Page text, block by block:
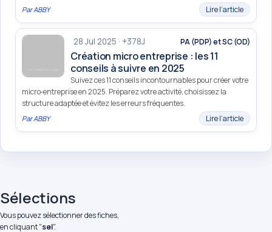
ParABBY Lire l’article
28 Jul 2025 · +378J PA (PDP) et SC (OD)
Création micro entreprise : les 11
conseils à suivre en 2025
Suivez ces 11 conseils incontournables pour créer votre
micro‑entreprise en 2025. Préparez votre activité, choisissez la
structure adaptée et évitez les erreurs fréquentes.
ParABBY Lire l’article
Sélections
Vous pouvez sélectionner des fiches,
en cliquant "sel".